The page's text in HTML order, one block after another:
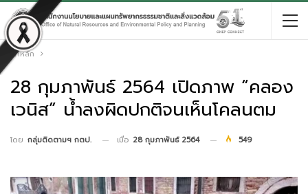
หน้าหลัก
28 กุมภาพันธ์ 2564 เปิดภาพ “คลอง
เวนิส” น้ำลงผิดปกติจนเห็นโคลนตม
โดย กลุ่มติดตามฯ กตป. เมื่อ 28 กุมภาพันธ์ 2564 549